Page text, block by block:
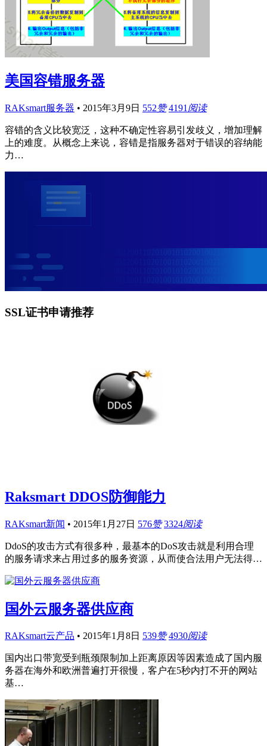
美国容错服务器
RAKsmart服务器 • 2015年3月9日 552赞 4191 阅读
容错的含义比较宽泛，这种不确定性容易引发歧义，增加理解
上的难度。从概念上来说，容错是指服务器对于错误的容纳能
力…
SSL证书申请推荐
Raksmart DDOS防御能力
RAKsmart新闻 • 2015年1月27日 576赞 3324阅读
DdoS的攻击方式有很多种，最基本的DoS攻击就是利用合理
的服务请求来占用过多的服务资源，从而使合法用户无法得…
国外云服务器供应商
RAKsmart云产品 • 2015年1月8日 539赞 4930阅读
国内出口带宽受到瓶颈限制加上距离原因等因素造成了国内服
务器在海外和欧洲普遍打开很慢，客户在5秒内打不开的网站
基…